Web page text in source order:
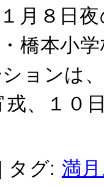
月８日
橋本小
ョンは
戎、１
タグ: 満